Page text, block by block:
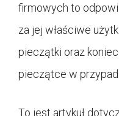
firmowych to
za jej właściwe
pieczątki oraz
pieczątce w
To jest artykuł